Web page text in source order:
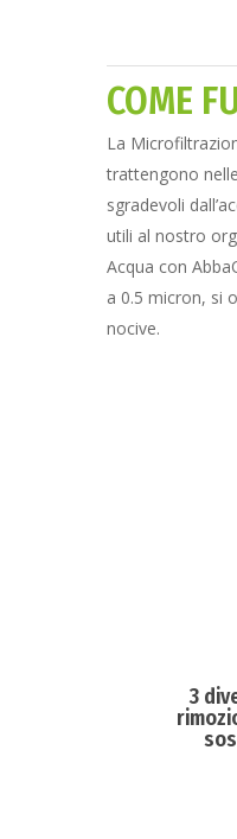
COME
La
trattengono
sgradevoli
utili al nostro
Acqua con
a 0.5 micron, si
nocive.
3